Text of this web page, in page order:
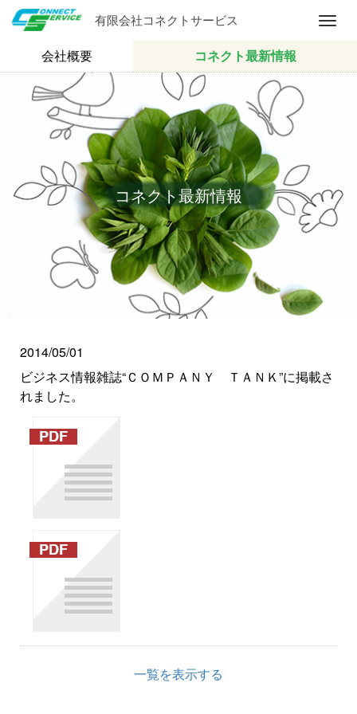
M
有限会社コネクトサービス
会社概要 コネクト最新情報
コネクト最新情報
2014/05/01
ビジネス情報雑誌“ＣＯＭＰＡＮＹ ＴＡＮＫ”に掲載さ
れました。
一覧を表示する